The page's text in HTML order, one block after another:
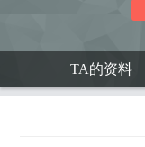
TA的资料